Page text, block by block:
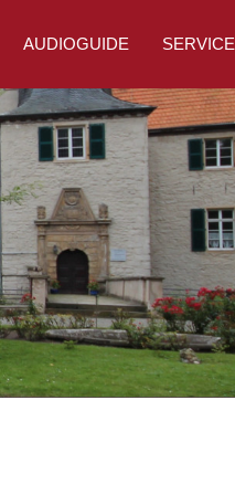
AUDIOGUIDE SERVICE